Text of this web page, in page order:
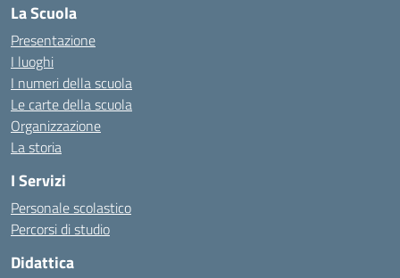
La Scuola
Presentazione
I luoghi
I numeri della scuola
Le carte della scuola
Organizzazione
La storia
I Servizi
Personale scolastico
Percorsi di studio
Didattica